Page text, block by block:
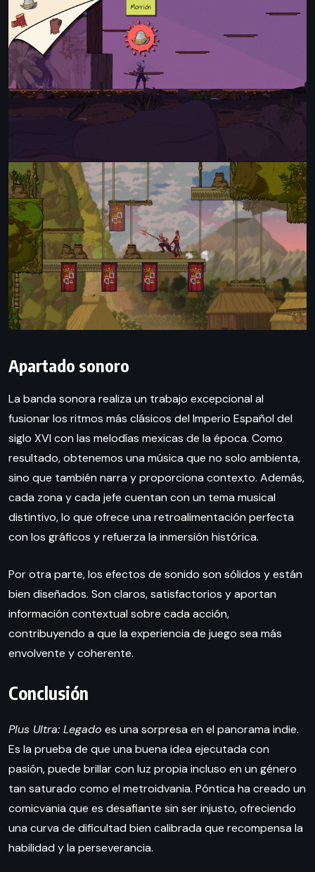
Apartado sonoro
La banda sonora realiza un trabajo excepcional al
fusionar los ritmos más clásicos del Imperio Español del
siglo XVI con las melodías mexicas de la época. Como
resultado, obtenemos una música que no solo ambienta,
sino que también narra y proporciona contexto. Además,
cada zona y cada jefe cuentan con un tema musical
distintivo, lo que ofrece una retroalimentación perfecta
con los gráficos y refuerza la inmersión histórica.
Por otra parte, los efectos de sonido son sólidos y están
bien diseñados. Son claros, satisfactorios y aportan
información contextual sobre cada acción,
contribuyendo a que la experiencia de juego sea más
envolvente y coherente.
Conclusión
Plus Ultra: Legado es una sorpresa en el panorama indie.
Es la prueba de que una buena idea ejecutada con
pasión, puede brillar con luz propia incluso en un género
tan saturado como el metroidvania. Póntica ha creado un
comicvania que es desafiante sin ser injusto, ofreciendo
una curva de dificultad bien calibrada que recompensa la
habilidad y la perseverancia.